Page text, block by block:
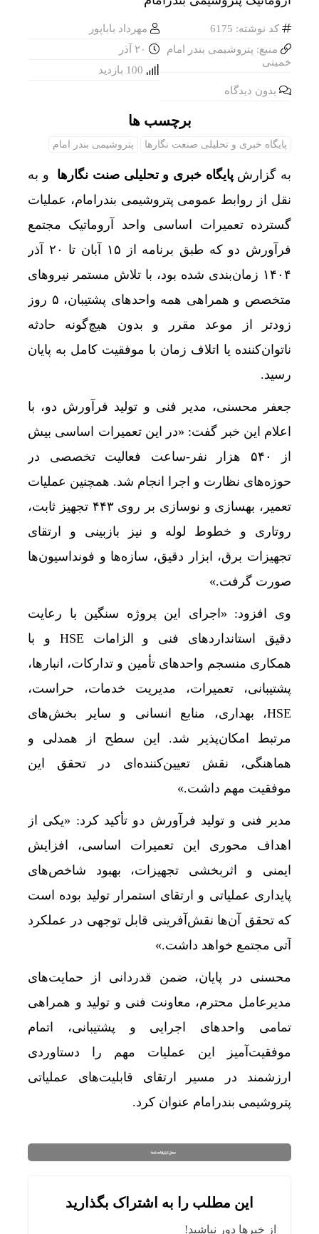
کد نوشته: 6175
مهرداد باباپور
منبع: پتروشیمی بندر امام
خمینی
بدون دیدگاه
برچسب ها
پایگاه خبری و تحلیلی صنعت نگارها پتروشیمی بندر امام
به گزارشپایگاه خبری و تحلیلی صنت نگارها و به
نقل از روابط عمومی پتروشیمی بندرامام، عملیات
گسترده تعمیرات اساسی واحد آروماتیک مجتمع
فرآورش دو که طبق برنامه از ۱۵ آبان تا ۲۰ آذر
۱۴۰۴ زمان‌بندی شده بود، با تلاش مستمر نیروهای
متخصص و همراهی همه واحدهای پشتیبان، ۵ روز
زودتر از موعد مقرر و بدون هیچ‌گونه حادثه
ناتوان‌کننده یا اتلاف زمان با موفقیت کامل به پایان
رسید.
جعفر محسنی، مدیر فنی و تولید فرآورش دو، با
اعلام این خبر گفت: «در این تعمیرات اساسی بیش
از ۵۴۰ هزار نفر-ساعت فعالیت تخصصی در
حوزه‌های نظارت و اجرا انجام شد. همچنین عملیات
تعمیر، بهسازی و نوسازی بر روی ۴۴۳ تجهیز ثابت،
روتاری و خطوط لوله و نیز بازبینی و ارتقای
تجهیزات برق، ابزار دقیق، سازه‌ها و فونداسیون‌ها
صورت گرفت.»
وی افزود: «اجرای این پروژه سنگین با رعایت
دقیق استانداردهای فنی و الزامات HSE و با
همکاری منسجم واحدهای تأمین و تدارکات، انبارها،
پشتیبانی، تعمیرات، مدیریت خدمات، حراست،
HSE، بهداری، منابع انسانی و سایر بخش‌های
مرتبط امکان‌پذیر شد. این سطح از همدلی و
هماهنگی، نقش تعیین‌کننده‌ای در تحقق این
موفقیت مهم داشت.»
مدیر فنی و تولید فرآورش دو تأکید کرد: «یکی از
اهداف محوری این تعمیرات اساسی، افزایش
ایمنی و اثر‌بخشی تجهیزات، بهبود شاخص‌های
پایداری عملیاتی و ارتقای استمرار تولید بوده است
که تحقق آن‌ها نقش‌آفرینی قابل توجهی در عملکرد
آتی مجتمع خواهد داشت.»
محسنی در پایان، ضمن قدردانی از حمایت‌های
مدیرعامل محترم، معاونت فنی و تولید و همراهی
تمامی واحدهای اجرایی و پشتیبانی، اتمام
موفقیت‌آمیز این عملیات مهم را دستاوردی
ارزشمند در مسیر ارتقای قابلیت‌های عملیاتی
پتروشیمی بندرامام عنوان کرد.
این مطلب را به اشتراک بگذارید
از خبرها دور نباشید!